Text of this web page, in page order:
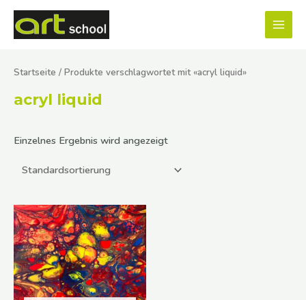
Zum
Inhalt
Startseite / Produkte verschlagwortet mit «acryl liquid»
acryl liquid
Einzelnes Ergebnis wird angezeigt